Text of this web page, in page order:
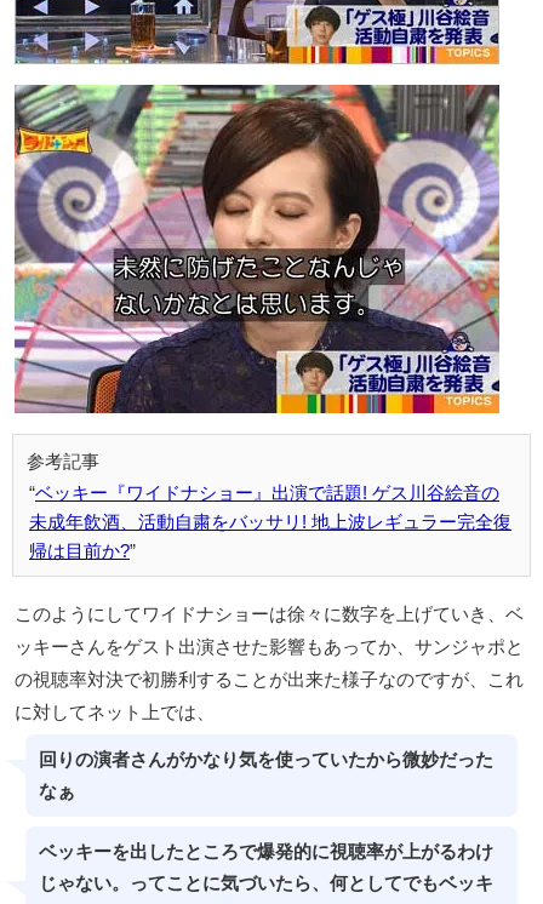
ベッキー『ワイドナショー』出演で話題! ゲス川谷絵音の
未成年飲酒、活動自粛をバッサリ! 地上波レギュラー完全復
帰は目前か?
このようにしてワイドナショーは徐々に数字を上げていき、ベ
ッキーさんをゲスト出演させた影響もあってか、サンジャポと
の視聴率対決で初勝利することが出来た様子なのですが、これ
に対してネット上では、
回りの演者さんがかなり気を使っていたから微妙だった
なぁ
ベッキーを出したところで爆発的に視聴率が上がるわけ
じゃない。ってことに気づいたら、何としてでもベッキ